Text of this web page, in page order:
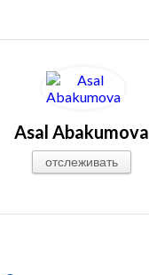
Asal Abakumova
отслеживать